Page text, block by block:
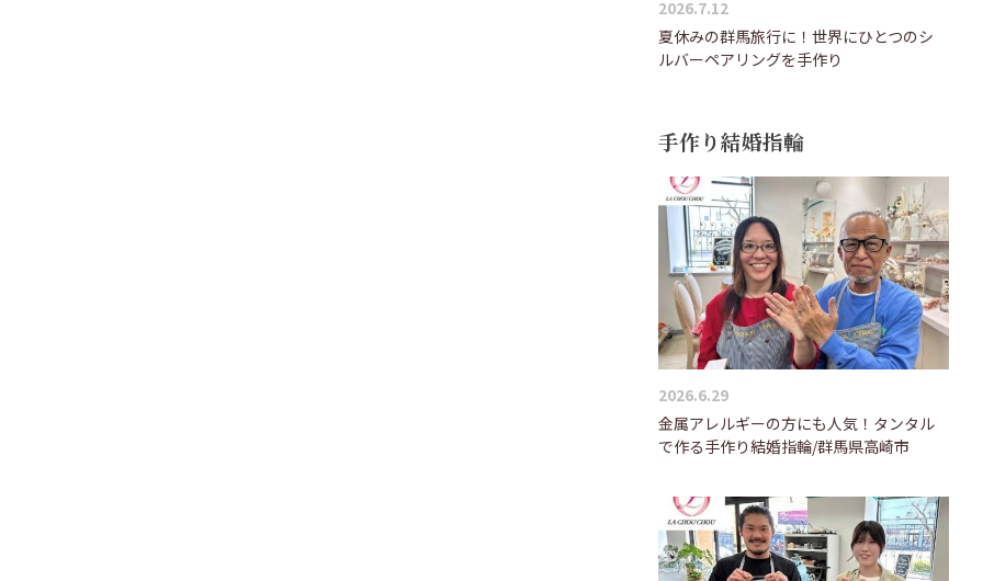
2026.7.12
夏休みの群馬旅行に！世界にひとつのシ
ルバーペアリングを手作り
手作り結婚指輪
2026.6.29
金属アレルギーの方にも人気！タンタル
で作る手作り結婚指輪/群馬県高崎市